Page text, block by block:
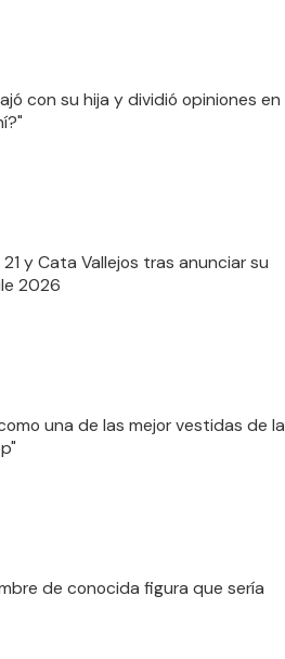
con su hija y dividió opiniones en
y Cata Vallejos tras anunciar su
2026
una de las mejor vestidas de la
de conocida figura que sería